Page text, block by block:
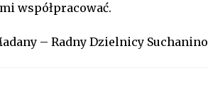
współpracować.
– Radny Dzielnicy Suchanino